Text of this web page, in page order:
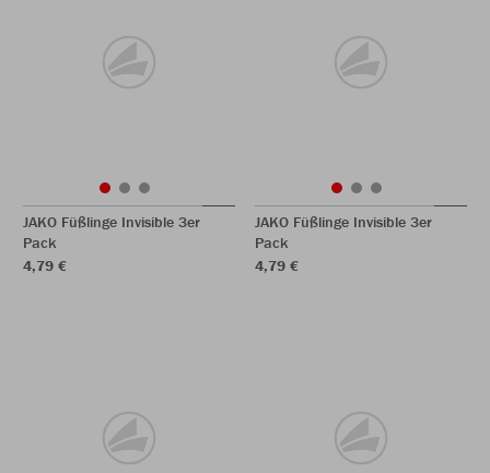
JAKO Füßlinge Invisible 3er
Pack
4,79 €
JAKO Füßlinge Invisible 3er
Pack
4,79 €